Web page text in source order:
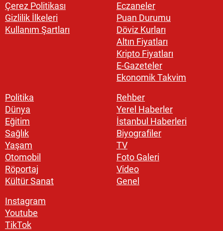
Çerez Politikası
Gizlilik İlkeleri
Kullanım Şartları
Eczaneler
Puan Durumu
Döviz Kurları
Altın Fiyatları
Kripto Fiyatları
E-Gazeteler
Ekonomik Takvim
Politika
Dünya
Eğitim
Sağlık
Yaşam
Otomobil
Röportaj
Kültür Sanat
Rehber
Yerel Haberler
İstanbul Haberleri
Biyografiler
TV
Foto Galeri
Video
Genel
Instagram
Youtube
TikTok